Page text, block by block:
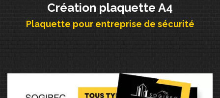
Création plaquette A4
Plaquette pour entreprise de sécurité